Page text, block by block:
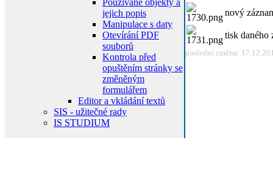
Používané objekty a
jejich popis
Manipulace s daty
Otevírání PDF
souborů
Kontrola před
opuštěním stránky se
změněným
formulářem
Editor a vkládání textů
SIS - užitečné rady
IS STUDIUM
nový
tisk daného
poslední změna: